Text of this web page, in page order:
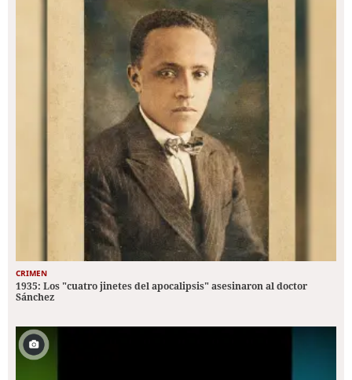
CRIMEN
1935: Los "cuatro jinetes del apocalipsis" asesinaron al doctor
Sánchez